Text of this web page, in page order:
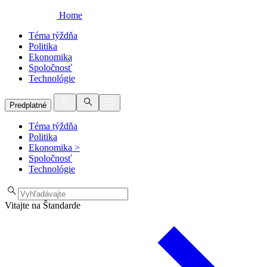
Home
Téma týždňa
Politika
Ekonomika
Spoločnosť
Technológie
Predplatné
Téma týždňa
Politika
Ekonomika >
Spoločnosť
Technológie
Vitajte na Štandarde